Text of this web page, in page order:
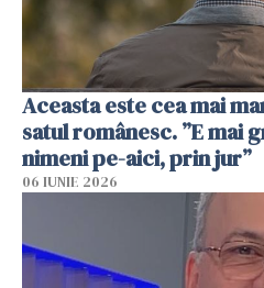
Aceasta este cea mai
satul românesc. ”E mai
nimeni pe-aici, prin jur”
06 IUNIE 2026